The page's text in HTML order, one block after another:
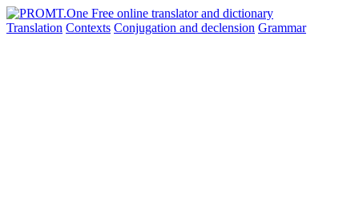
Translation Contexts Conjugation and declension Grammar